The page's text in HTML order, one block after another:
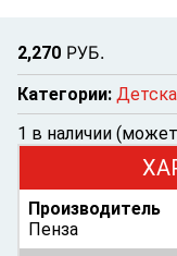
2,270 РУБ.
Категории:
1 в наличии
Производитель
Пенза